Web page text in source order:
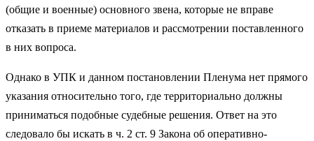
(общие и военные) основного звена, которые не вправе
отказать в приеме материалов и рассмотрении поставленного
в них вопроса.
Однако в УПК и данном постановлении Пленума нет прямого
указания относительно того, где территориально должны
приниматься подобные су­дебные решения. Ответ на это
следовало бы искать в ч. 2 ст. 9 Закона об оперативно-